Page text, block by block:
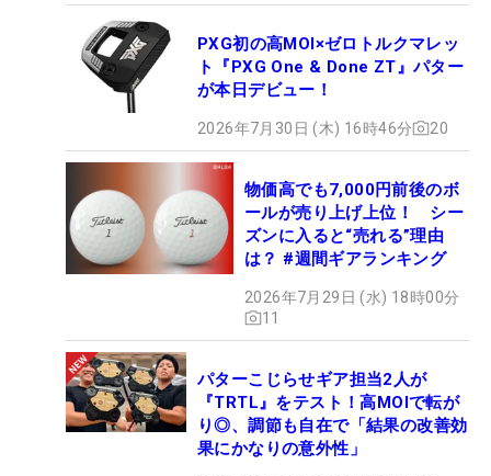
PXG初の高MOI×ゼロトルクマレッ
ト『PXG One & Done ZT』パター
が本日デビュー！
2026年7月30日 (木) 16時46分 20
物価高でも7,000円前後のボ
ールが売り上げ上位！ シー
ズンに入ると“売れる”理由
は？ #週間ギアランキング
2026年7月29日 (水) 18時00分
11
パターこじらせギア担当2人が
『TRTL』をテスト！高MOIで転が
り◎、調節も自在で「結果の改善効
果にかなりの意外性」